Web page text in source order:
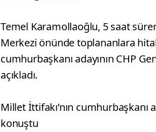
Temel Karamollaoğlu, 5 saat
Merkezi önünde toplananlara
cumhurbaşkanı adayının CHP
açıkladı.
Millet İttifakı’nın cumhurbaşkanı
konuştu